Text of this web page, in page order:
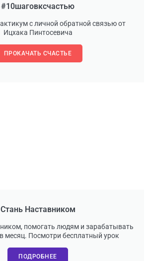
#10шаговксчастью
с личной обратной связью от
Ицхака Пинтосевича
ПРОКАЧАТЬ СЧАСТЬЕ
Стань Наставником
помогать людям и зарабатывать
месяц. Посмотри бесплатный урок
ПОДРОБНЕЕ